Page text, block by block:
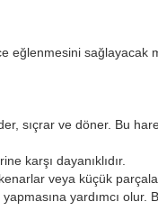
eğlenmesini sağlayacak
sıçrar ve döner. Bu
karşı dayanıklıdır.
veya küçük
yardımcı olur.